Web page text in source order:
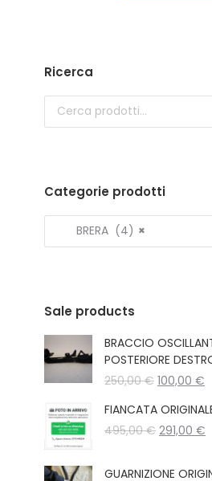
Ricerca
Categorie prodotti
×
BRERA (4)
Sale products
BRACCIO
POSTERIORE
250,00€ Il
originale
era:
100,00 €
è:
FIANCATA
495,00€ Il
291,00 €
GUARNIZIONE